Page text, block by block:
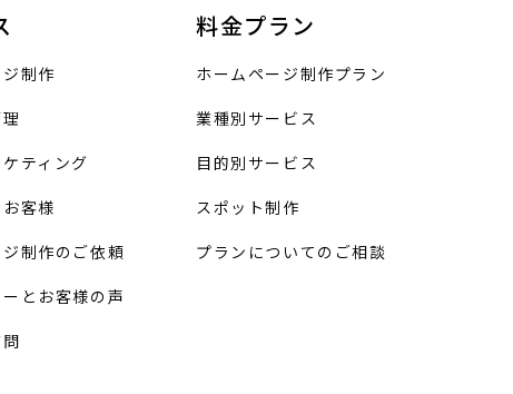
制作
ティング
客様
制作のご依頼
とお客様の声
料金プラン
ホームページ制作プラン
業種別サービス
目的別サービス
スポット制作
プランについてのご相談